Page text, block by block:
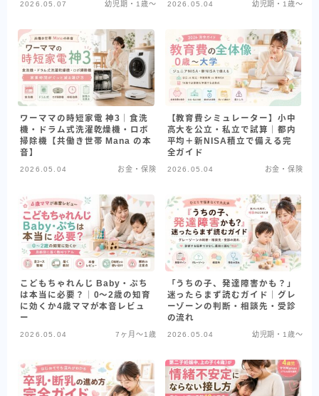
2026.05.07 幼児期・1歳〜 2026.05.04 幼児期・1歳〜
ワーママの時短家電 神3｜食洗
機・ドラム式洗濯乾燥機・ロボ
掃除機【共働き世帯 Mana の本
音】
2026.05.04 お金・保険
【教育費シミュレーター】小中
高大を公立・私立で試算｜都内
平均＋新NISA積立で備える完
全ガイド
2026.05.04 お金・保険
こどもちゃれんじ Baby・ぷち
は本当に必要？｜0〜2歳の知育
に効くか4歳ママが本音レビュ
ー
2026.05.04 7ヶ月〜1歳
「うちの子、発達障害かも？」
迷ったらまず読むガイド｜グレ
ーゾーンの判断・相談先・受診
の流れ
2026.05.04 幼児期・1歳〜